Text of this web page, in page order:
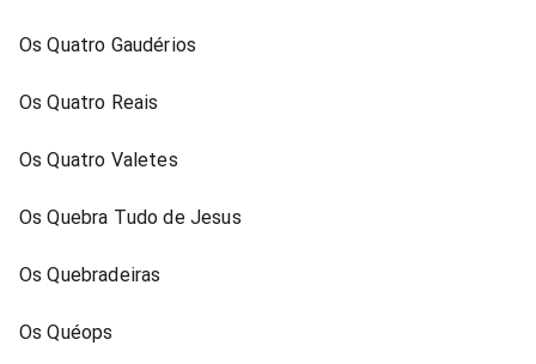
Os Quatro Gaudérios
Os Quatro Reais
Os Quatro Valetes
Os Quebra Tudo de Jesus
Os Quebradeiras
Os Quéops